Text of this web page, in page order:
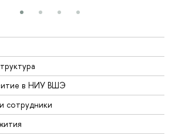
в НИУ ВШЭ
сотрудники